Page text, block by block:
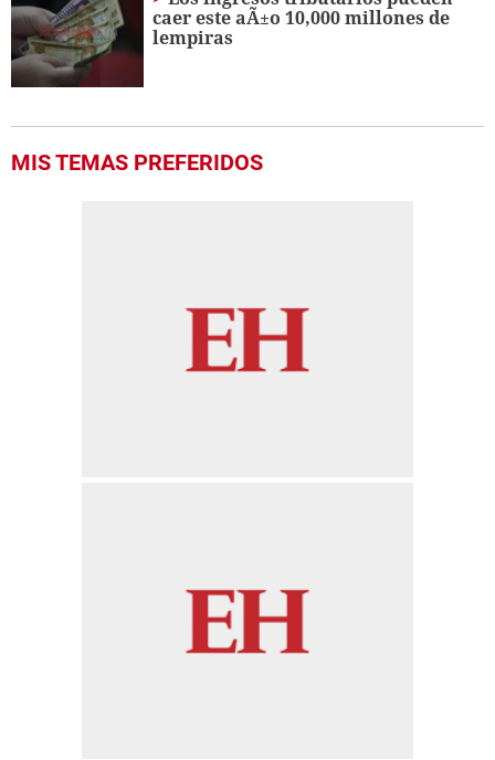
caer este aÃ±o 10,000 millones de
lempiras
MIS TEMAS PREFERIDOS